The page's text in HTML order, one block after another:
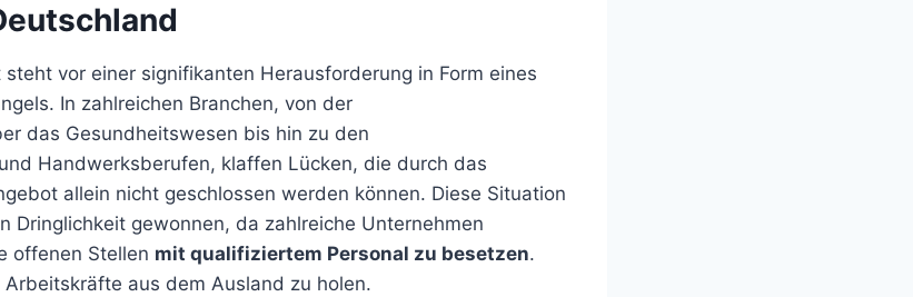
vor einer signifikanten Herausforderung in Form eines
In zahlreichen Branchen, von der
das Gesundheitswesen bis hin zu den
Handwerksberufen, klaffen Lücken, die durch das
allein nicht geschlossen werden können. Diese Situation
Dringlichkeit gewonnen, da zahlreiche Unternehmen
offenen Stellen mit qualifiziertem Personal zu besetzen.
aus dem Ausland zu holen.